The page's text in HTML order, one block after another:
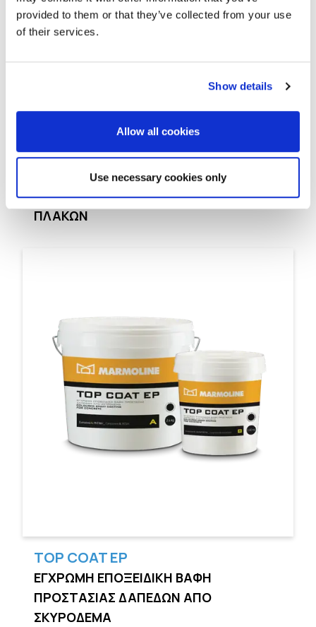
provided to them or that they’ve collected from your use
of their services.
Show details
Allow all cookies
Use necessary cookies only
THERMOFOAM 2 SEAL
ΑΦΡΟΣ ΠΟΛΥΟΥΡΕΘΑΝΗΣ ΓΙΑ
ΣΥΓΚΟΛΛΗΣΗ ΘΕΡΜΟΜΟΝΩΤΙΚΩΝ
ΠΛΑΚΩΝ
TOP COAT EP
ΕΓΧΡΩΜΗ ΕΠΟΞΕΙΔΙΚΗ ΒΑΦΗ
ΠΡΟΣΤΑΣΙΑΣ ΔΑΠΕΔΩΝ ΑΠΟ
ΣΚΥΡΟΔΕΜΑ